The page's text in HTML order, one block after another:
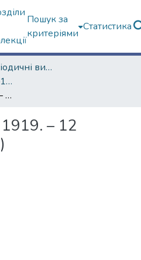
Пошук за
критеріями
Статистика
Харківські періодичні видання
"Новая Россия" (1918–1919 гг.)
Новая Россия. – 1919. – 12 октября (№ 120)
– 12